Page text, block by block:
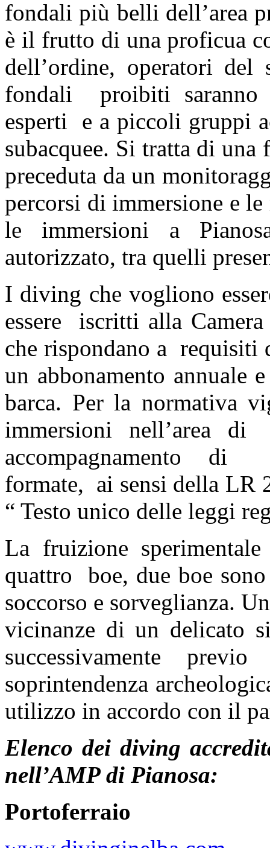
fondali più belli dell’area
è il frutto di una proficua
dell’ordine, operatori
fondali proibiti saranno
esperti e a piccoli gruppi
subacquee. Si tratta di una
preceduta da un
percorsi di immersione e
le immersioni a
autorizzato, tra quelli
I diving che vogliono
essere iscritti alla
che rispondano a requisiti
un abbonamento annuale
barca. Per la normativa
immersioni nell’area
accompagnamento di
formate, ai sensi della LR
“ Testo unico delle leggi
La fruizione
quattro boe, due boe
soccorso e sorveglianza.
vicinanze di un delicato
successivamente
soprintendenza
utilizzo in accordo con il
Elenco dei diving
nell’AMP di Pianosa:
Portoferraio